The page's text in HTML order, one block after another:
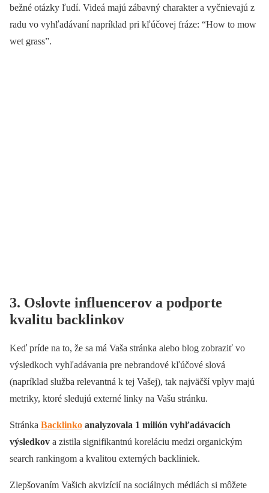
bežné otázky ľudí. Videá majú zábavný charakter a vyčnievajú z
radu vo vyhľadávaní napríklad pri kľúčovej fráze: “How to mow
wet grass”.
3. Oslovte influencerov a podporte
kvalitu backlinkov
Keď príde na to, že sa má Vaša stránka alebo blog zobraziť vo
výsledkoch vyhľadávania pre nebrandové kľúčové slová
(napríklad služba relevantná k tej Vašej), tak najväčší vplyv majú
metriky, ktoré sledujú externé linky na Vašu stránku.
Stránka Backlinko analyzovala 1 milión vyhľadávacích
výsledkov a zistila signifikantnú koreláciu medzi organickým
search rankingom a kvalitou externých backliniek.
Zlepšovaním Vašich akvizícií na sociálnych médiách si môžete